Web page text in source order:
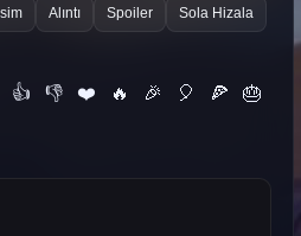
Alıntı Spoiler Sola Hizala
👍 👎 ❤️ 🔥 🎉 🎈 🍕
🎂